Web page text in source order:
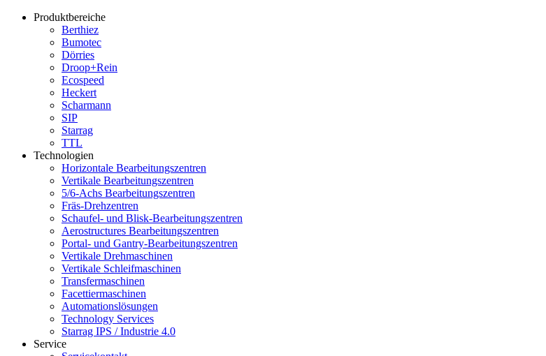
Produktbereiche
Berthiez
Bumotec
Dörries
Droop+Rein
Ecospeed
Heckert
Scharmann
SIP
Starrag
TTL
Technologien
Horizontale Bearbeitungszentren
Vertikale Bearbeitungszentren
5/6-Achs Bearbeitungszentren
Fräs-Drehzentren
Schaufel- und Blisk-Bearbeitungszentren
Aerostructures Bearbeitungszentren
Portal- und Gantry-Bearbeitungszentren
Vertikale Drehmaschinen
Vertikale Schleifmaschinen
Transfermaschinen
Facettiermaschinen
Automationslösungen
Technology Services
Starrag IPS / Industrie 4.0
Service